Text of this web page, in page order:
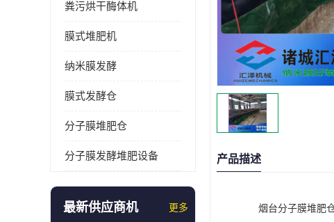
粪污烘干酶体机
膜式堆肥机
纳米膜发酵
膜式发酵仓
分子膜堆肥仓
分子膜发酵堆肥设备
最新供应商机 更多
产品描述
烟台分子膜堆肥